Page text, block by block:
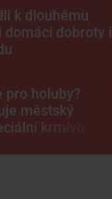
k dlouhému
domácí dobroty i
pro holuby?
městský
krmivo